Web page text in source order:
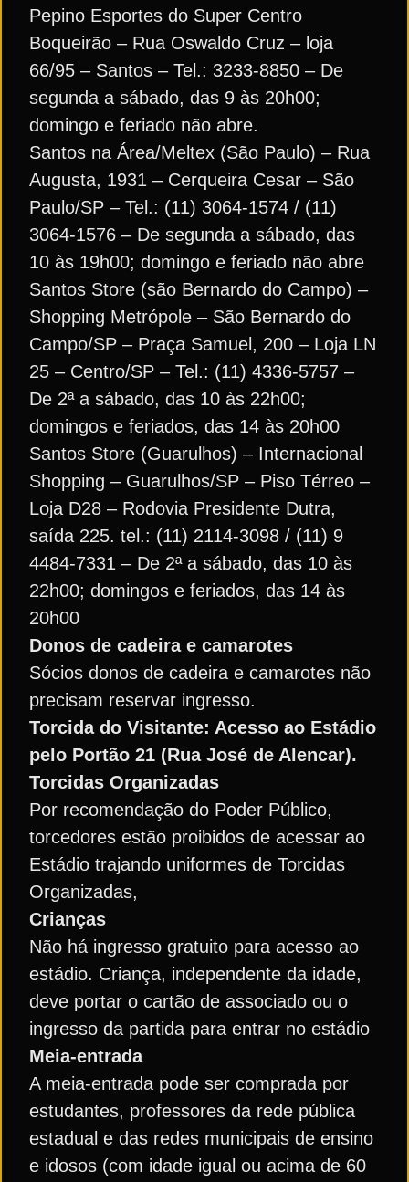
Pepino Esportes do Super Centro
Boqueirão – Rua Oswaldo Cruz – loja
66/95 – Santos – Tel.: 3233-8850 – De
segunda a sábado, das 9 às 20h00;
domingo e feriado não abre.
Santos na Área/Meltex (São Paulo) – Rua
Augusta, 1931 – Cerqueira Cesar – São
Paulo/SP – Tel.: (11) 3064-1574 / (11)
3064-1576 – De segunda a sábado, das
10 às 19h00; domingo e feriado não abre
Santos Store (são Bernardo do Campo) –
Shopping Metrópole – São Bernardo do
Campo/SP – Praça Samuel, 200 – Loja LN
25 – Centro/SP – Tel.: (11) 4336-5757 –
De 2ª a sábado, das 10 às 22h00;
domingos e feriados, das 14 às 20h00
Santos Store (Guarulhos) – Internacional
Shopping – Guarulhos/SP – Piso Térreo –
Loja D28 – Rodovia Presidente Dutra,
saída 225. tel.: (11) 2114-3098 / (11) 9
4484-7331 – De 2ª a sábado, das 10 às
22h00; domingos e feriados, das 14 às
20h00
Donos de cadeira e camarotes
Sócios donos de cadeira e camarotes não
precisam reservar ingresso.
Torcida do Visitante: Acesso ao Estádio
pelo Portão 21 (Rua José de Alencar).
Torcidas Organizadas
Por recomendação do Poder Público,
torcedores estão proibidos de acessar ao
Estádio trajando uniformes de Torcidas
Organizadas,
Crianças
Não há ingresso gratuito para acesso ao
estádio. Criança, independente da idade,
deve portar o cartão de associado ou o
ingresso da partida para entrar no estádio
Meia-entrada
A meia-entrada pode ser comprada por
estudantes, professores da rede pública
estadual e das redes municipais de ensino
e idosos (com idade igual ou acima de 60